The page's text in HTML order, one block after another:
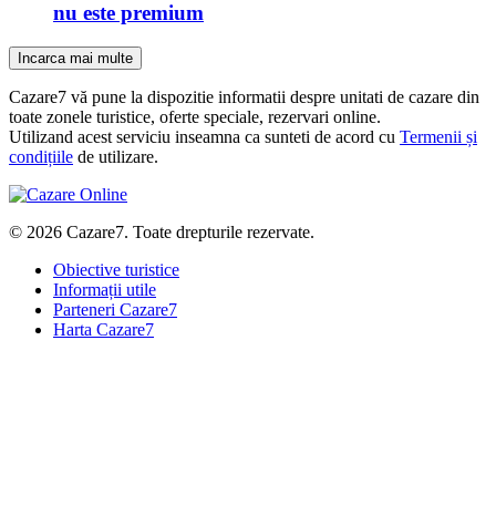
nu este premium
Incarca mai multe
Cazare7 vă pune la dispozitie informatii despre unitati de cazare din
toate zonele turistice, oferte speciale, rezervari online.
Utilizand acest serviciu inseamna ca sunteti de acord cu Termenii și
condițiile de utilizare.
© 2026 Cazare7. Toate drepturile rezervate.
Obiective turistice
Informații utile
Parteneri Cazare7
Harta Cazare7